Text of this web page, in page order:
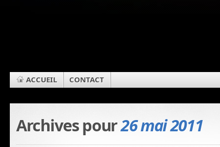
ACCUEIL CONTACT
Archives pour26 mai 2011